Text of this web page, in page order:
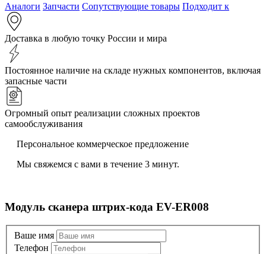
Аналоги Запчасти Сопутствующие товары Подходит к
Доставка в любую точку России и мира
Постоянное наличие на складе нужных компонентов, включая
запасные части
Огромный опыт реализации сложных проектов
самообслуживания
Персональное коммерческое предложение
Мы свяжемся с вами в течение 3 минут.
Модуль сканера штрих-кода EV-ER008
Ваше имя
Телефон